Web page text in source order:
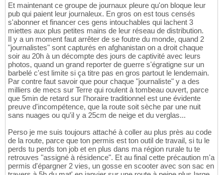
Et maintenant ce groupe de journaux pleure qu'on bloque leur
pub qui paient leur journaleux. En gros on est tous censés
s'abonner et financer ces gens intouchables qui lachent 3
miettes aux plus petites mains de leur réseau de distribution.
Il y a un moment faut arrêter de se foutre du monde, quand 2
"journalistes" sont capturés en afghanistan on a droit chaque
soir au 20h à un décompte des jours de captivité avec leurs
photos, quand un grand reporter de guerre s'égratigne sur un
barbelé c'est limite si ça titre pas en gros partout le lendemain.
Par contre faut savoir que pour chaque "journaliste" y a des
milliers de mecs sur Terre qui roulent à tombeau ouvert, parce
que 5min de retard sur l'horaire traditionnel est une évidente
preuve d'incompétence, que la route soit sèche par une nuit
sans nuages ou qu'il y a 25cm de neige et du verglas...
Perso je me suis toujours attaché à coller au plus près au code
de la route, parce que ton permis est ton outil de travail, si tu le
perds tu perds ton job et en plus dans ma région rurale tu te
retrouves "assigné à résidence". Et au final cette précaution m'a
permis d'épargner 2 vies, un gosse en scooter avec son sac en